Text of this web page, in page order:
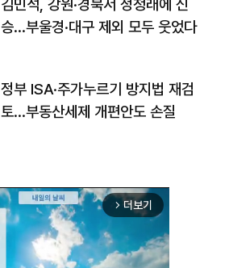
김민석, 강원·경북서 정청래에 신
승…부울경·대구 제외 모두 웃었다
정부 ISA·주가누르기 방지법 재검
토…부동산세제 개편안도 손질
arrow_forward_ios 더보기